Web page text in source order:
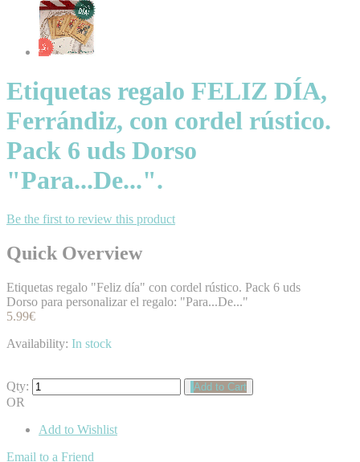
Etiquetas regalo FELIZ DÍA,
Ferrándiz, con cordel rústico.
Pack 6 uds Dorso
"Para...De...".
Be the first to review this product
Quick Overview
Etiquetas regalo "Feliz día" con cordel rústico. Pack 6 uds
Dorso para personalizar el regalo: "Para...De..."
5.99€
Availability: In stock
Qty: Add to Cart
OR
Add to Wishlist
Email to a Friend